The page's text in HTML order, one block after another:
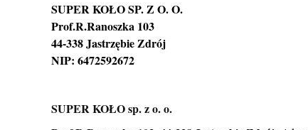
SUPER KOŁO SP. Z O. O.
Prof.R.Ranoszka 103
44-338 Jastrzębie Zdrój
NIP: 6472592672
SUPER KOŁO sp. z o. o.